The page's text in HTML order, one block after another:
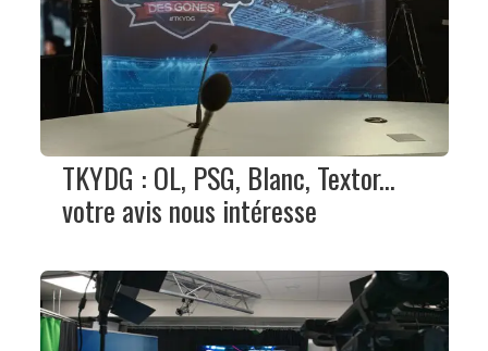
TKYDG : OL, PSG, Blanc, Textor...
votre avis nous intéresse